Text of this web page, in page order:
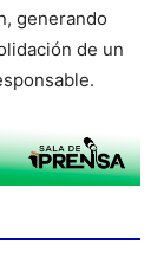
generando
de un